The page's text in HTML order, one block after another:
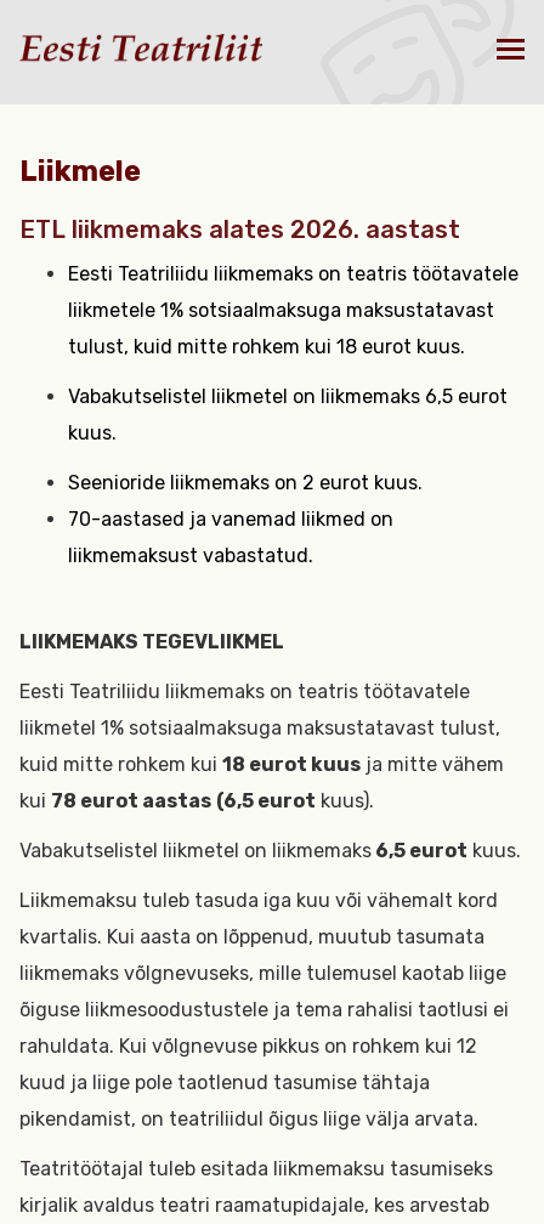
Liikmele
ETL liikmemaks alates 2026. aastast
Eesti Teatriliidu liikmemaks on teatris töötavatele
liikmetele 1% sotsiaalmaksuga maksustatavast
tulust, kuid mitte rohkem kui 18 eurot kuus.
Vabakutselistel liikmetel on liikmemaks 6,5 eurot
kuus.
Seenioride liikmemaks on 2 eurot kuus.
70-aastased ja vanemad liikmed on
liikmemaksust vabastatud.
LIIKMEMAKS TEGEVLIIKMEL
Eesti Teatriliidu liikmemaks on teatris töötavatele
liikmetel 1% sotsiaalmaksuga maksustatavast tulust,
kuid mitte rohkem kui 18 eurot kuus ja mitte vähem
kui 78 eurot aastas (6,5 eurot kuus).
Vabakutselistel liikmetel on liikmemaks 6,5 eurot kuus.
Liikmemaksu tuleb tasuda iga kuu või vähemalt kord
kvartalis. Kui aasta on lõppenud, muutub tasumata
liikmemaks võlgnevuseks, mille tulemusel kaotab liige
õiguse liikmesoodustustele ja tema rahalisi taotlusi ei
rahuldata. Kui võlgnevuse pikkus on rohkem kui 12
kuud ja liige pole taotlenud tasumise tähtaja
pikendamist, on teatriliidul õigus liige välja arvata.
Teatritöötajal tuleb esitada liikmemaksu tasumiseks
kirjalik avaldus teatri raamatupidajale, kes arvestab